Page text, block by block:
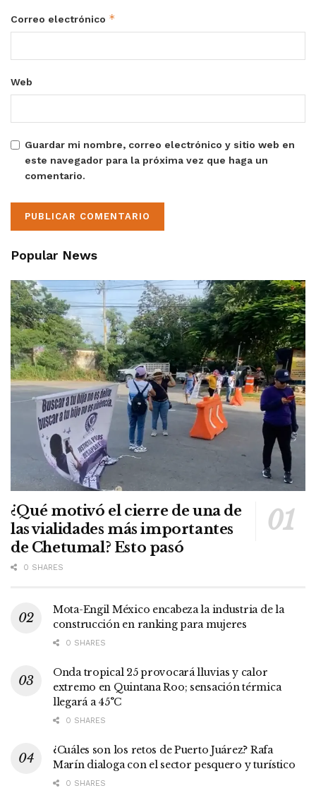
Correo electrónico *
Web
Guardar mi nombre, correo electrónico y sitio web en
este navegador para la próxima vez que haga un
comentario.
Popular News
¿Qué motivó el cierre de una de
las vialidades más importantes
de Chetumal? Esto pasó
0 SHARES
Mota-Engil México encabeza la industria de la
construcción en ranking para mujeres
0 SHARES
Onda tropical 25 provocará lluvias y calor
extremo en Quintana Roo; sensación térmica
llegará a 45°C
0 SHARES
¿Cuáles son los retos de Puerto Juárez? Rafa
Marín dialoga con el sector pesquero y turístico
0 SHARES